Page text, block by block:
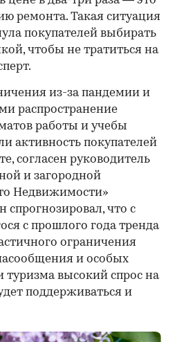
ремонта. Такая ситуация
покупателей выбирать
чтобы не тратиться на
из-за пандемии и
распространение
работы и учебы
активность покупателей
согласен руководитель
и загородной
Недвижимости»
спрогнозировал, что с
с прошлого года тренда
ограничения
и особых
туризма высокий спрос на
поддерживаться и